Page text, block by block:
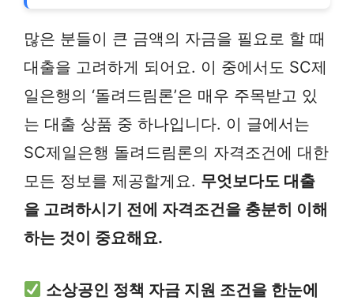
많은 분들이 큰 금액의 자금을 필요로 할 때
대출을 고려하게 되어요. 이 중에서도 SC제
일은행의 ‘돌려드림론’은 매우 주목받고 있
는 대출 상품 중 하나입니다. 이 글에서는
SC제일은행 돌려드림론의 자격조건에 대한
모든 정보를 제공할게요. 무엇보다도 대출
을 고려하시기 전에 자격조건을 충분히 이해
하는 것이 중요해요.
소상공인 정책 자금 지원 조건을 한눈에